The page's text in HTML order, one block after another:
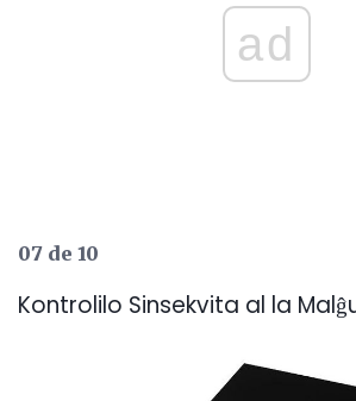
ad
07 de 10
Kontrolilo Sinsekvita al la